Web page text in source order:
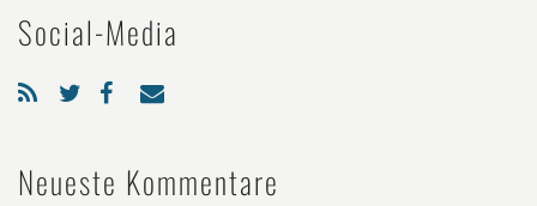
Social-Media
Neueste Kommentare